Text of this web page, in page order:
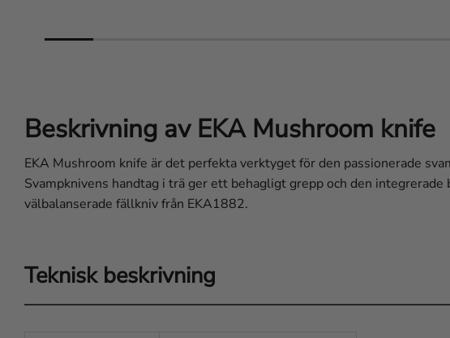
Beskrivning av EKA Mushroom knife
EKA Mushroom knife är det perfekta verktyget för den passionerade
Svampknivens handtag i trä ger ett behagligt grepp och den
välbalanserade fällkniv från EKA1882.
Teknisk beskrivning